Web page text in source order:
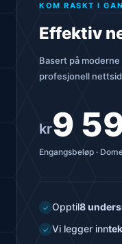
KOM RASKT I
Effektiv
Basert på
profesjonell
kr9
Engangsbeløp ·
✓ Opptil8
✓ Vi legger inn